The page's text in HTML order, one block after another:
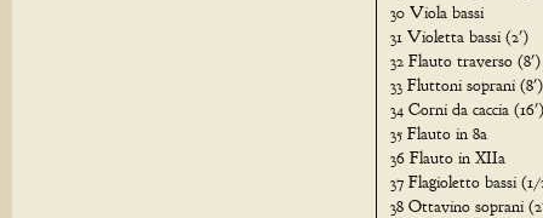
30 Viola bassi
31 Violetta bassi (2')
32 Flauto traverso (8')
33 Fluttoni soprani (8')
34 Corni da caccia (16')
35 Flauto in 8a
36 Flauto in XIIa
37 Flagioletto bassi
38 Ottavino soprani